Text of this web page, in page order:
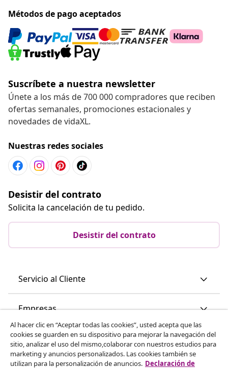
Métodos de pago aceptados
Suscríbete a nuestra newsletter
Únete a los más de 700 000 compradores que reciben
ofertas semanales, promociones estacionales y
novedades de vidaXL.
Nuestras redes sociales
Desistir del contrato
Solicita la cancelación de tu pedido.
Desistir del contrato
Servicio al Cliente
Empresas
vidaXL
Al hacer clic en “Aceptar todas las cookies”, usted acepta que las
cookies se guarden en su dispositivo para mejorar la navegación del
sitio, analizar el uso del mismo,colaborar con nuestros estudios para
marketing y anuncios personalizados. Las cookies también se
utilizan para la personalización de anuncios. Declaración de